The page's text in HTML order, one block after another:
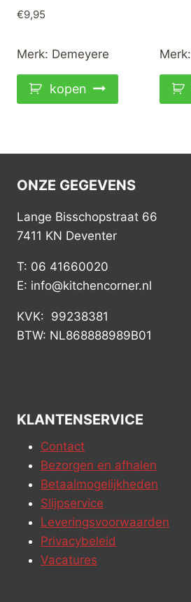
€9,95
Merk: Demeyere
kopen
Merk:
ONZE GEGEVENS
Lange Bisschopstraat 66
7411 KN Deventer
T: 06 41660020
E: info@kitchencorner.nl
KVK: 99238381
BTW: NL868888989B01
KLANTENSERVICE
Contact
Bezorgen en afhalen
Betaalmogelijkheden
Slijpservice
Leveringsvoorwaarden
Privacybeleid
Vacatures